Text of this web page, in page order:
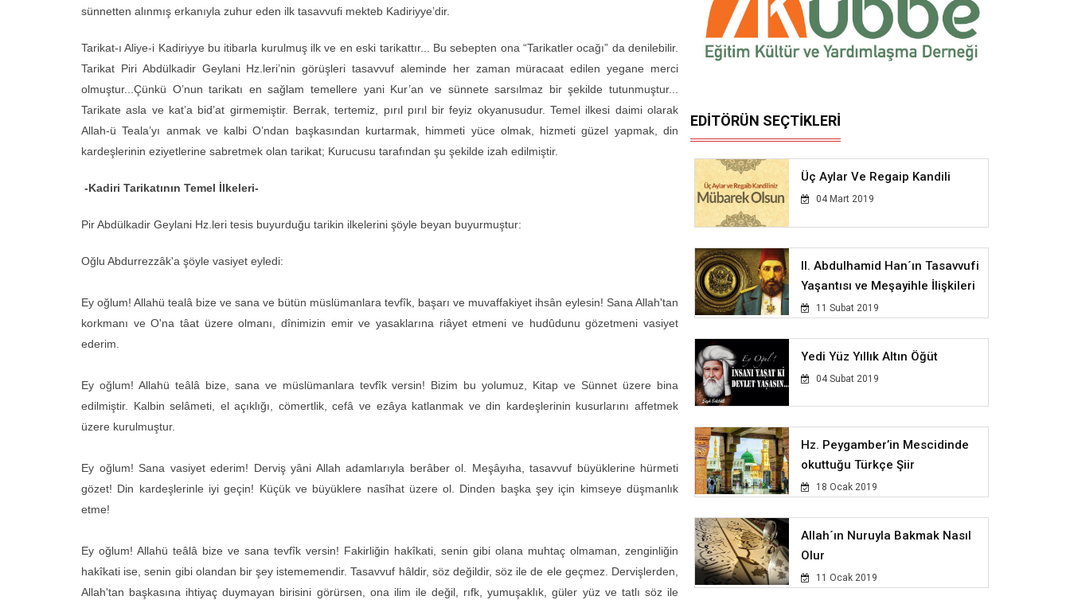
sünnetten alınmış erkanıyla zuhur eden ilk tasavvufi mekteb Kadiriyye’dir.
Tarikat-ı Aliye-i Kadiriyye bu itibarla kurulmuş ilk ve en eski tarikattır... Bu sebepten ona “Tarikatler ocağı” da denilebilir.
Tarikat Piri Abdülkadir Geylani Hz.leri’nin görüşleri tasavvuf aleminde her zaman müracaat edilen yegane merci
olmuştur...Çünkü O’nun tarikatı en sağlam temellere yani Kur’an ve sünnete sarsılmaz bir şekilde tutunmuştur...
Tarikate asla ve kat’a bid’at girmemiştir. Berrak, tertemiz, pırıl pırıl bir feyiz okyanusudur. Temel ilkesi daimi olarak
Allah-ü Teala’yı anmak ve kalbi O’ndan başkasından kurtarmak, himmeti yüce olmak, hizmeti güzel yapmak, din
kardeşlerinin eziyetlerine sabretmek olan tarikat; Kurucusu tarafından şu şekilde izah edilmiştir.
-Kadiri Tarikatının Temel İlkeleri-
Pir Abdülkadir Geylani Hz.leri tesis buyurduğu tarikin ilkelerini şöyle beyan buyurmuştur:
Oğlu Abdurrezzâk'a şöyle vasiyet eyledi:
Ey oğlum! Allahü tealâ bize ve sana ve bütün müslümanlara tevfîk, başarı ve muvaffakiyet ihsân eylesin! Sana Allah'tan
korkmanı ve O'na tâat üzere olmanı, dînimizin emir ve yasaklarına riâyet etmeni ve hudûdunu gözetmeni vasiyet
ederim.
Ey oğlum! Allahü teâlâ bize, sana ve müslümanlara tevfîk versin! Bizim bu yolumuz, Kitap ve Sünnet üzere bina
edilmiştir. Kalbin selâmeti, el açıklığı, cömertlik, cefâ ve ezâya katlanmak ve din kardeşlerinin kusurlarını affetmek
üzere kurulmuştur.
Ey oğlum! Sana vasiyet ederim! Derviş yâni Allah adamlarıyla berâber ol. Meşâyıha, tasavvuf büyüklerine hürmeti
gözet! Din kardeşlerinle iyi geçin! Küçük ve büyüklere nasîhat üzere ol. Dinden başka şey için kimseye düşmanlık
etme!
Ey oğlum! Allahü teâlâ bize ve sana tevfîk versin! Fakirliğin hakîkati, senin gibi olana muhtaç olmaman, zenginliğin
hakîkati ise, senin gibi olandan bir şey istememendir. Tasavvuf hâldir, söz değildir, söz ile de ele geçmez. Dervişlerden,
Allah'tan başkasına ihtiyaç duymayan birisini görürsen, ona ilim ile değil, rıfk, yumuşaklık, güler yüz ve tatlı söz ile
EDİTÖRÜN SEÇTİKLERİ
Üç Aylar Ve Regaip Kandili
04 Mart 2019
II. Abdulhamid Han´ın Tasavvufi
Yaşantısı ve Meşayihle İlişkileri
11 Subat 2019
Yedi Yüz Yıllık Altın Öğüt
04 Subat 2019
Hz. Peygamber’in Mescidinde
okuttuğu Türkçe Şiir
18 Ocak 2019
Allah´ın Nuruyla Bakmak Nasıl
Olur
11 Ocak 2019